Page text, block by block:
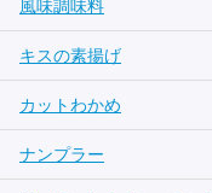
風味調味料
キスの素揚げ
カットわかめ
ナンプラー